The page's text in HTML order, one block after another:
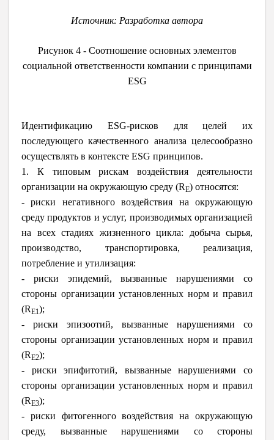
Источник: Разработка автора
Рисунок 4 - Соотношение основных элементов
социальной ответственности компании с принципами
ESG
Идентификацию ESG-рисков для целей их
последующего качественного анализа целесообразно
осуществлять в контексте ESG принципов.
1. К типовым рискам воздействия деятельности
организации на окружающую среду (RE) относятся:
- риски негативного воздействия на окружающую
среду продуктов и услуг, производимых организацией
на всех стадиях жизненного цикла: добыча сырья,
производство, транспортировка, реализация,
потребление и утилизация:
- риски эпидемий, вызванные нарушениями со
стороны организации установленных норм и правил
(RE1);
- риски эпизоотий, вызванные нарушениями со
стороны организации установленных норм и правил
(RE2);
- риски эпифитотий, вызванные нарушениями со
стороны организации установленных норм и правил
(RE3);
- риски фитогенного воздействия на окружающую
среду, вызванные нарушениями со стороны